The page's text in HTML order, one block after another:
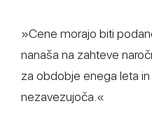
»Cene morajo biti
nanaša na zahteve
za obdobje enega leta in
nezavezujoča.«